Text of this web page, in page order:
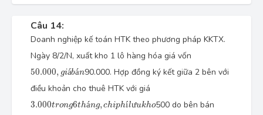
Câu 14:
Doanh nghiệp kế toán HTK theo phương pháp KKTX.
Ngày 8/2/N, xuất kho 1 lô hàng hóa giá vốn
50.000, giábán
50.000 iábá n90.000. Hợp đồng ký kết giữa 2 bên với
điều khoản cho thuê HTK với giá
3.000trong6tháng, chiphílưukho
3.000t g6 t há ch i h ílư u kho 500 do bên bán